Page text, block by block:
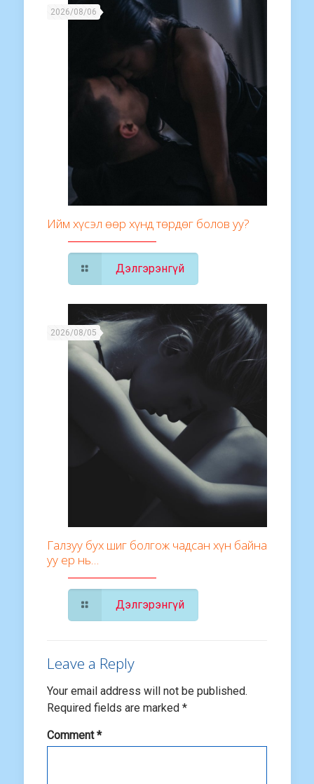
2026/08/06
Ийм хүсэл өөр хүнд төрдөг болов уу?
Дэлгэрэнгүй
2026/08/05
Галзуу бух шиг болгож чадсан хүн байна
уу ер нь…
Дэлгэрэнгүй
Leave a Reply
Your email address will not be published.
Required fields are marked *
Comment*